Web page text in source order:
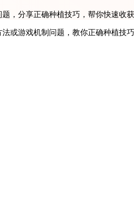
，分享正确种植技巧，帮你快速收获
或游戏机制问题，教你正确种植技